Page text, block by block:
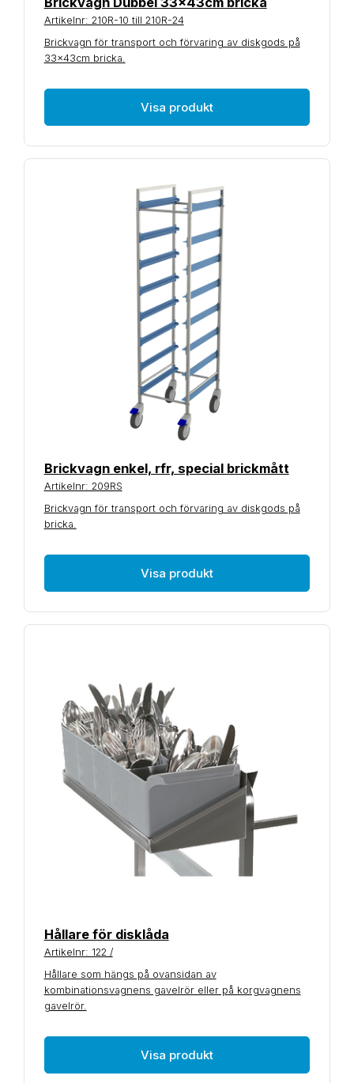
Artikelnr: 210R-10 till 210R-24
Brickvagn för transport och förvaring av diskgods på
33x43cm bricka.
Visa produkt
Brickvagn enkel, rfr, special brickmått
Artikelnr: 209RS
Brickvagn för transport och förvaring av diskgods på
bricka.
Visa produkt
Hållare för disklåda
Artikelnr: 122 /
Hållare som hängs på ovansidan av
kombinationsvagnens gavelrör eller på korgvagnens
gavelrör.
Visa produkt